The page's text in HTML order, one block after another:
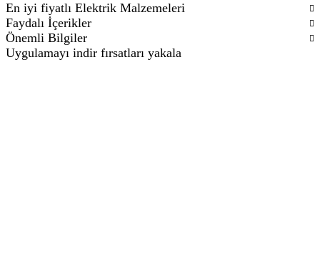
En iyi fiyatlı Elektrik Malzemeleri
Faydalı İçerikler
Önemli Bilgiler
Uygulamayı indir fırsatları yakala